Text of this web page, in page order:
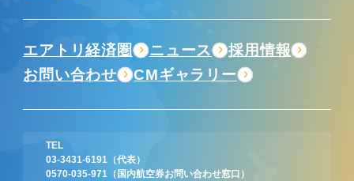
TEL
03-3431-6191
（代表）
0570-035-971
（国内航空券お問い合わせ窓口）
エアトリ経済圏 ニュース
採用情報
お問い合わせ
CMギャラリー